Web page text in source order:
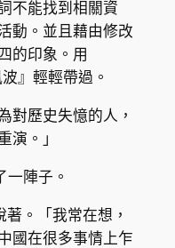
不能找到相關資
動。並且藉由修改
的印象。用
』輕輕帶過。
對歷史失憶的人，
演。」
一陣子。
。「我常在想，
國在很多事情上乍